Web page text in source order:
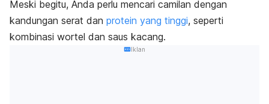
Meski begitu, Anda perlu mencari camilan dengan
kandungan serat dan protein yang tinggi, seperti
kombinasi wortel dan saus kacang.
Iklan